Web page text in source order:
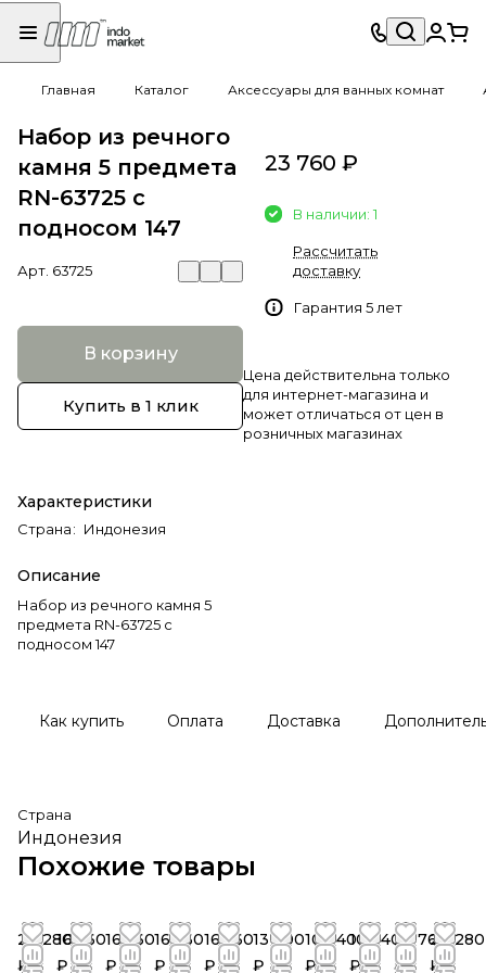
Главная Каталог Аксессуары для ванных комнат
Набор из речного
камня 5 предмета
RN-63725 c
подносом 147
Арт. 63725
В корзину
Купить в 1 клик
Характеристики
Страна: Индонезия
Описание
Набор из речного камня 5
предмета RN-63725 c
подносом 147
23 760 ₽
В наличии: 1
Рассчитать
доставку
Гарантия 5 лет
Цена действительна только
для интернет-магазина и
может отличаться от цен в
розничных магазинах
Как купить Оплата Доставка
Страна
Индонезия
Похожие товары
20 280
₽
16 560
₽
16 560
₽
16 560
₽
16 560
₽
13 800
₽
10 440
₽
10 440
₽
23 760
₽
20 280
₽